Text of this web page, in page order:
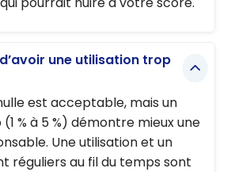
une utilisation trop
est acceptable, mais un
% à 5 %) démontre mieux une
Une utilisation et un
réguliers au fil du temps sont